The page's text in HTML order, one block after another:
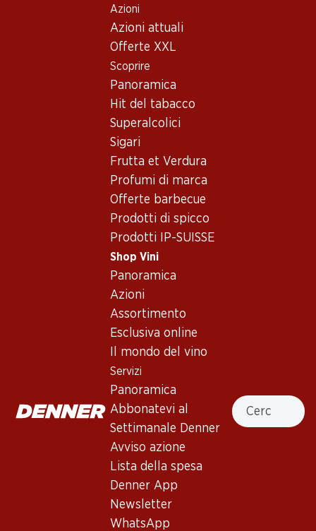
Azioni
Azioni attuali
Offerte XXL
Scoprire
Panoramica
Hit del tabacco
Superalcolici
Sigari
Frutta et Verdura
Profumi di marca
Offerte barbecue
Prodotti di spicco
Prodotti IP-SUISSE
Shop Vini
Panoramica
Azioni
Assortimento
Esclusiva online
Il mondo del vino
Servizi
Panoramica
Abbonatevi al
Settimanale Denner
Avviso azione
Lista della spesa
Denner App
Newsletter
WhatsApp
Cercare
Vino/champagne
Catalogna
Los Condes Gran Reserva Catalunya DO
Fronte Retro Imballaggio
Los Condes Gran Reserva
Catalunya DO
Catalogna , 2019
Rosso porpora scuro. Profumo di bacche nere, composta e
cioccolato fondente. Al palato risulta imponente con tannini